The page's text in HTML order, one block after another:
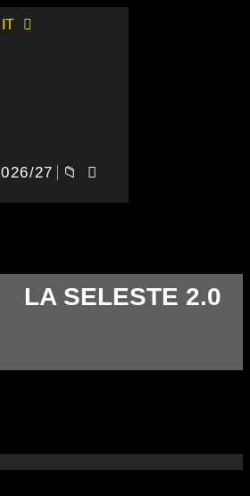
IT
ES
27 📁
LA SELESTE 2.0